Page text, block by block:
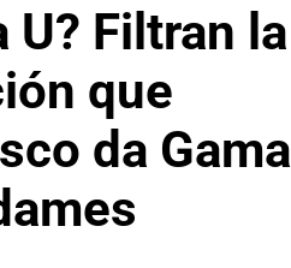
U? Filtran la
que
da Gama